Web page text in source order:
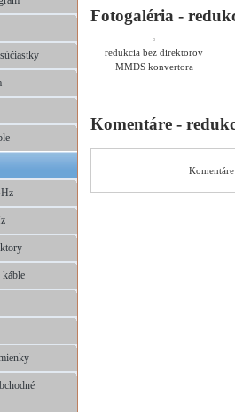
Fotogaléria -
redukcia bez direktorov
MMDS konvertora
Komentáre -